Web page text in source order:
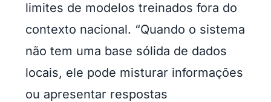
limites de modelos treinados fora do
contexto nacional. “Quando o sistema
não tem uma base sólida de dados
locais, ele pode misturar informações
ou apresentar respostas